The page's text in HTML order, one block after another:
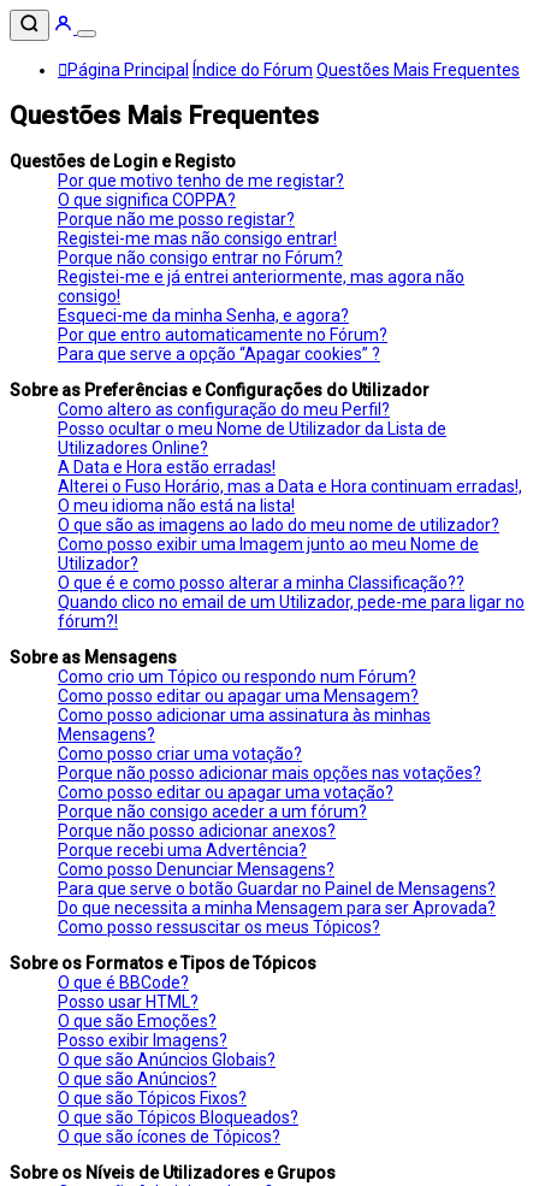
Página Principal Índice do Fórum Questões Mais Frequentes
Questões Mais Frequentes
Questões de Login e Registo
Por que motivo tenho de me registar?
O que significa COPPA?
Porque não me posso registar?
Registei-me mas não consigo entrar!
Porque não consigo entrar no Fórum?
Registei-me e já entrei anteriormente, mas agora não
consigo!
Esqueci-me da minha Senha, e agora?
Por que entro automaticamente no Fórum?
Para que serve a opção “Apagar cookies” ?
Sobre as Preferências e Configurações do Utilizador
Como altero as configuração do meu Perfil?
Posso ocultar o meu Nome de Utilizador da Lista de
Utilizadores Online?
A Data e Hora estão erradas!
Alterei o Fuso Horário, mas a Data e Hora continuam erradas!,
O meu idioma não está na lista!
O que são as imagens ao lado do meu nome de utilizador?
Como posso exibir uma Imagem junto ao meu Nome de
Utilizador?
O que é e como posso alterar a minha Classificação??
Quando clico no email de um Utilizador, pede-me para ligar no
fórum?!
Sobre as Mensagens
Como crio um Tópico ou respondo num Fórum?
Como posso editar ou apagar uma Mensagem?
Como posso adicionar uma assinatura às minhas
Mensagens?
Como posso criar uma votação?
Porque não posso adicionar mais opções nas votações?
Como posso editar ou apagar uma votação?
Porque não consigo aceder a um fórum?
Porque não posso adicionar anexos?
Porque recebi uma Advertência?
Como posso Denunciar Mensagens?
Para que serve o botão Guardar no Painel de Mensagens?
Do que necessita a minha Mensagem para ser Aprovada?
Como posso ressuscitar os meus Tópicos?
Sobre os Formatos e Tipos de Tópicos
O que é BBCode?
Posso usar HTML?
O que são Emoções?
Posso exibir Imagens?
O que são Anúncios Globais?
O que são Anúncios?
O que são Tópicos Fixos?
O que são Tópicos Bloqueados?
O que são ícones de Tópicos?
Sobre os Níveis de Utilizadores e Grupos